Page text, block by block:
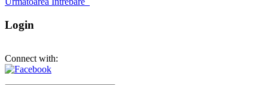
Login
Connect with: